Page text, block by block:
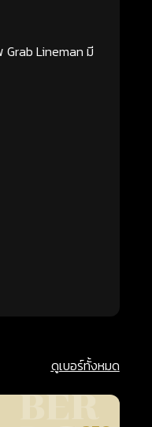
Grab Lineman มี
ดูเบอร์ทั้งหมด